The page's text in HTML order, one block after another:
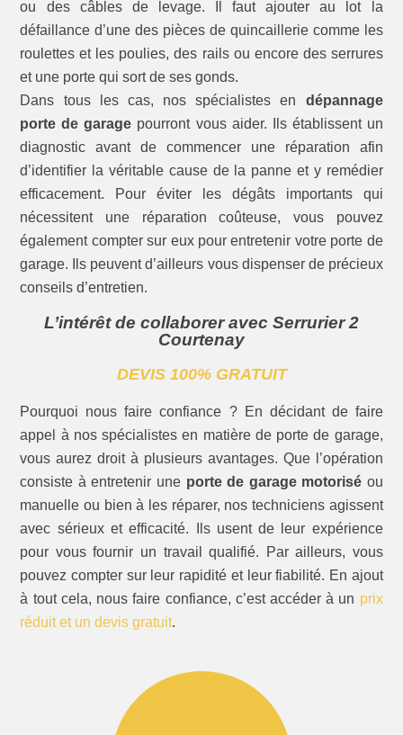
ou des câbles de levage. Il faut ajouter au lot la
défaillance d’une des pièces de quincaillerie comme les
roulettes et les poulies, des rails ou encore des serrures
et une porte qui sort de ses gonds.
Dans tous les cas, nos spécialistes en dépannage
porte de garage pourront vous aider. Ils établissent un
diagnostic avant de commencer une réparation afin
d’identifier la véritable cause de la panne et y remédier
efficacement. Pour éviter les dégâts importants qui
nécessitent une réparation coûteuse, vous pouvez
également compter sur eux pour entretenir votre porte de
garage. Ils peuvent d’ailleurs vous dispenser de précieux
conseils d’entretien.
L’intérêt de collaborer avec Serrurier 2
Courtenay
DEVIS 100% GRATUIT
Pourquoi nous faire confiance ? En décidant de faire
appel à nos spécialistes en matière de porte de garage,
vous aurez droit à plusieurs avantages. Que l’opération
consiste à entretenir une porte de garage motorisé ou
manuelle ou bien à les réparer, nos techniciens agissent
avec sérieux et efficacité. Ils usent de leur expérience
pour vous fournir un travail qualifié. Par ailleurs, vous
pouvez compter sur leur rapidité et leur fiabilité. En ajout
à tout cela, nous faire confiance, c’est accéder à un prix
réduit et un devis gratuit.